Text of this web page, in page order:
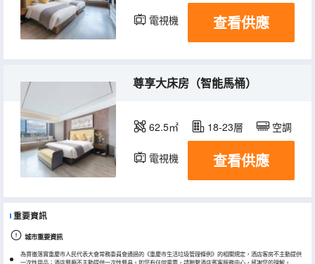
電視機 冰箱
查看供應
尊享大床房（智能馬桶）
62.5㎡ 18-23層 空調
電視機 冰箱
查看供應
重要資訊
城市重要資訊
為貫徹落實重慶市人民代表大會常務委員會通過的《重慶市生活垃圾管理條例》的相關規定，酒店客房不主動提供
一次性用品；酒店餐廳不主動提供一次性餐具。如您有任何需要，請聯繫酒店賓客服務中心，感謝您的理解。